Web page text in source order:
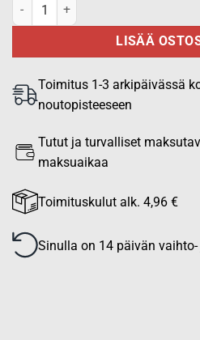
Kynäkotelo, musta määrä
LISÄÄ
Toimitus 1-3 arkipäivässä
noutopisteeseen
Tutut ja turvalliset
maksuaikaa
Toimituskulut alk. 4,96 €
Sinulla on 14 päivän